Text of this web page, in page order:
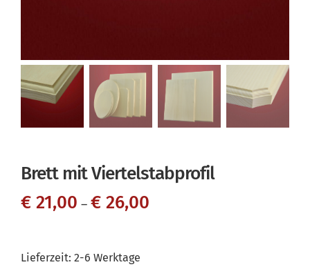
Brett mit Viertelstabprofil
€ 21,00 – € 26,00
Lieferzeit: 2-6 Werktage